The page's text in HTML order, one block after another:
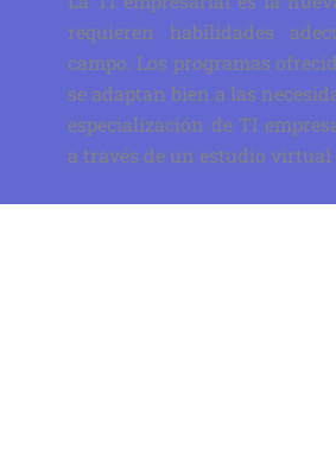
requieren habilidades
campo. Los programas
se adaptan bien a las
especialización de TI
a través de un estudio